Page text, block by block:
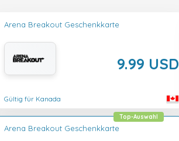
Arena Breakout Geschenkkarte
9.99 USD
Gültig für Kanada
Arena Breakout Geschenkkarte
Top-Auswahl